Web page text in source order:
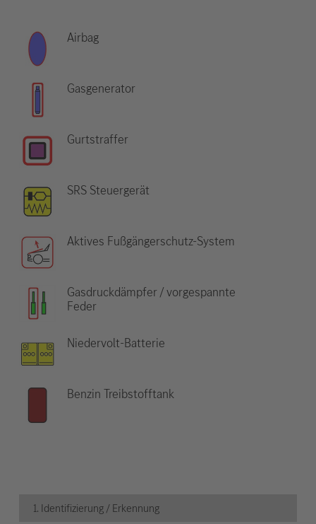
Airbag
Gasgenerator
Gurtstraffer
SRS Steuergerät
Aktives Fußgängerschutz-System
Gasdruckdämpfer / vorgespannte
Feder
Niedervolt-Batterie
Benzin Treibstofftank
1. Identifizierung / Erkennung